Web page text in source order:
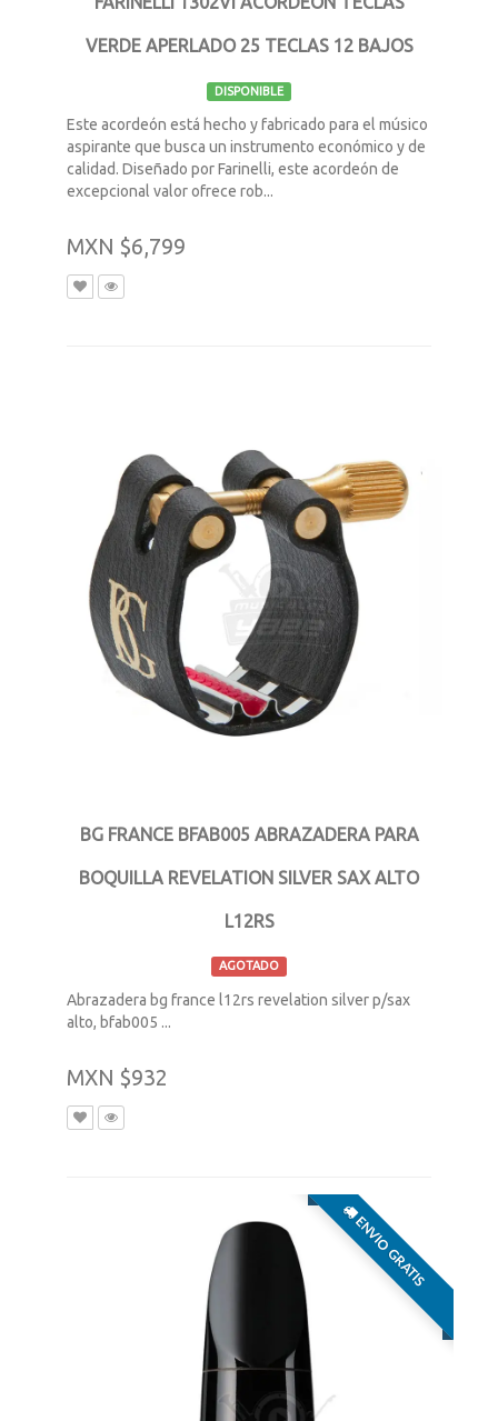
VERDE APERLADO 25 TECLAS 12 BAJOS
DISPONIBLE
Este acordeón está hecho y fabricado para el músico
aspirante que busca un instrumento económico y de
calidad. Diseñado por Farinelli, este acordeón de
excepcional valor ofrece rob...
MXN $6,799
BG FRANCE BFAB005 ABRAZADERA PARA
BOQUILLA REVELATION SILVER SAX ALTO
L12RS
AGOTADO
Abrazadera bg france l12rs revelation silver p/sax
alto, bfab005 ...
MXN $932
ENVIO GRATIS